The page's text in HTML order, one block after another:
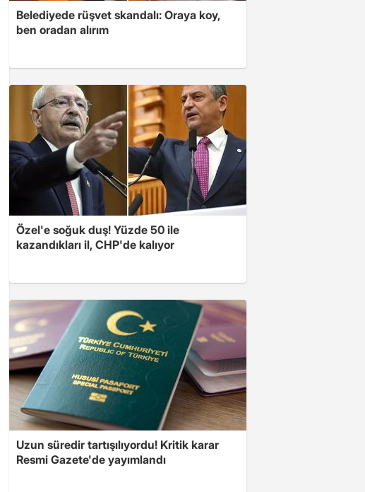
Belediyede rüşvet skandalı: Oraya koy,
ben oradan alırım
Özel'e soğuk duş! Yüzde 50 ile
kazandıkları il, CHP'de kalıyor
Uzun süredir tartışılıyordu! Kritik karar
Resmi Gazete'de yayımlandı